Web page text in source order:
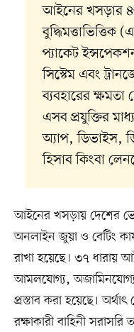
আইনের খসড়ার
প্যাকেট
সিস্টেম এবং
ব্যবহারের ক্ষমতা
এসব প্রযুক্তির
অ্যাপ, ডিভাইস,
হিসাব কিংবা
আইনের খসড়ায় দেশের
অনলাইন জুয়া ও বেটিং
রাখা হয়েছে। ৩৭
আমলযোগ্য,
প্রস্তাব করা হয়েছে।
রক্ষাকারী বাহিনী